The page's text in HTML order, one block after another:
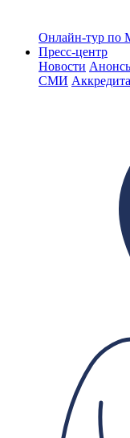
Онлайн-тур
Пресс-центр
Новости
СМИ